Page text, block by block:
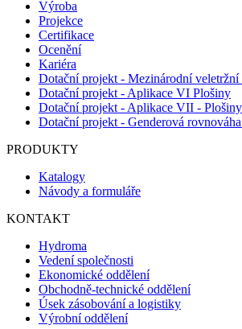
Výroba
Projekce
Certifikace
Ocenění
Kariéra
Dotační projekt - Mezinárodní veletržní
Dotační projekt - Aplikace VI Plošiny
Dotační projekt - Aplikace VII - Plošiny
Dotační projekt - Genderová
PRODUKTY
Katalogy
Návody a formuláře
KONTAKT
Hydroma
Vedení společnosti
Ekonomické oddělení
Obchodně-technické oddělení
Úsek zásobování a logistiky
Výrobní oddělení